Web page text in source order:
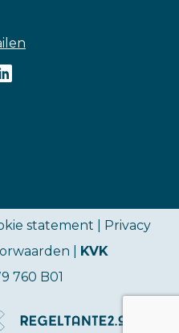
statement | Privacy
KVK
760 B01